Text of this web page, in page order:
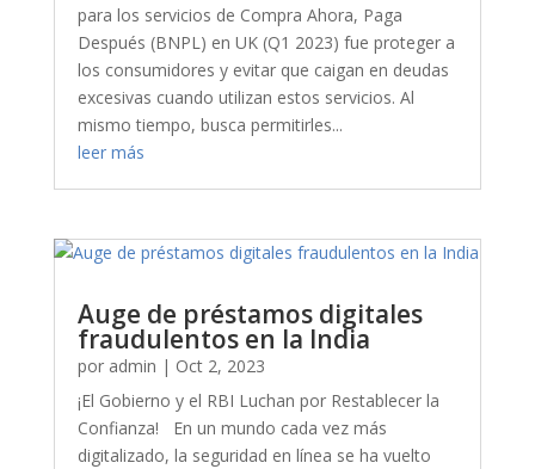
para los servicios de Compra Ahora, Paga
Después (BNPL) en UK (Q1 2023) fue proteger a
los consumidores y evitar que caigan en deudas
excesivas cuando utilizan estos servicios. Al
mismo tiempo, busca permitirles...
leer más
Auge de préstamos digitales
fraudulentos en la India
por admin | Oct 2, 2023
¡El Gobierno y el RBI Luchan por Restablecer la
Confianza! En un mundo cada vez más
digitalizado, la seguridad en línea se ha vuelto